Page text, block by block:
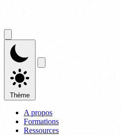
Thème
A propos
Formations
Ressources